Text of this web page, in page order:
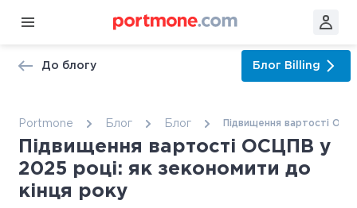
До блогу Блог Billing
Portmone Блог Блог Підвищення вартості
Підвищення вартості ОСЦПВ у
2025 році: як зекономити до
кінця року